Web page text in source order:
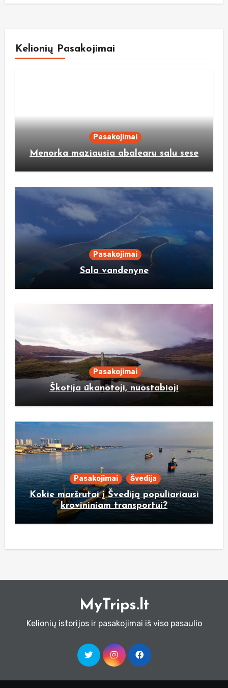
Kelionių Pasakojimai
Pasakojimai
Menorka maziausia abalearu salu sese
Pasakojimai
Sala vandenyne
Pasakojimai
Škotija ūkanotoji, nuostabioji
Pasakojimai Švedija
Kokie maršrutai į Švediją populiariausi
krovininiam transportui?
MyTrips.lt
Kelionių istorijos ir pasakojimai iš viso pasaulio